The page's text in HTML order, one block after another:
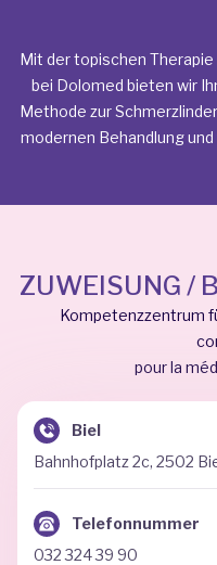
Mit der topischen
bei Dolomed bieten wir
Methode zur
modernen Behandlung
ZUWEISUNG /
Kompetenzzentrum
pour la
Biel
Bahnhofplatz 2c, 2502
Telefonnummer
032 324 39 90